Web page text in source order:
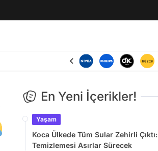
En Yeni İçerikler!
Yaşam
Koca Ülkede Tüm Sular Zehirli Çıktı:
Temizlemesi Asırlar Sürecek